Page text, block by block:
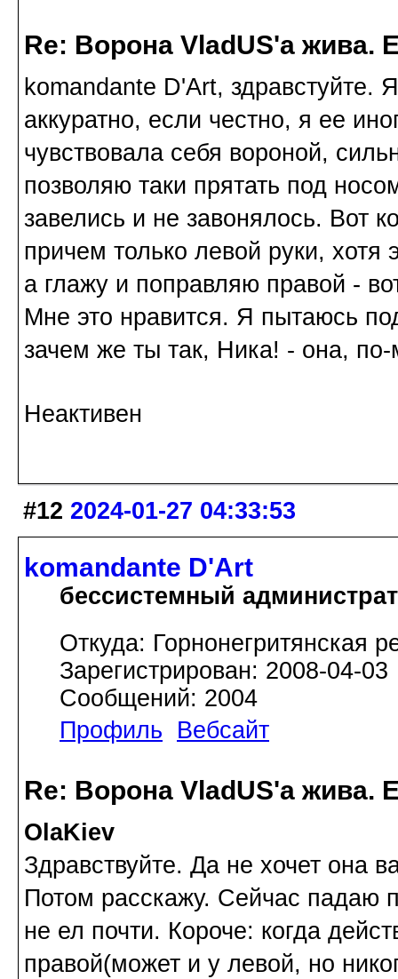
Re: Ворона VladUS'а жива.
komandante D'Art,
аккуратно, если честно, я ее
чувствовала себя вороной,
позволяю таки прятать под
завелись и не завонялось. Вот
причем только левой руки,
а глажу и поправляю правой -
Мне это нравится. Я пытаюсь
зачем же ты так, Ника! - она,
Неактивен
#12 2024-01-27 04:33:53
komandante D'Art
бессистемный
Откуда: Горнонегритянская
Зарегистрирован: 2008-04-03
Сообщений: 2004
Профиль
Вебсайт
Re: Ворона VladUS'а жива.
OlaKiev
Здравствуйте. Да не хочет она
Потом расскажу. Сейчас падаю
не ел почти. Короче: когда
правой(может и у левой, но